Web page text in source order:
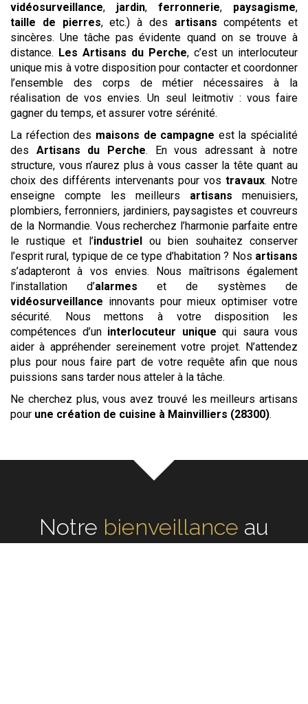
vidéosurveillance, jardin, ferronnerie, paysagisme,
taille de pierres, etc.) à des artisans compétents et
sincères. Une tâche pas évidente quand on se trouve à
distance. Les Artisans du Perche, c’est un interlocuteur
unique mis à votre disposition pour contacter et coordonner
l’ensemble des corps de métier nécessaires à la
réalisation de vos envies. Un seul leitmotiv : vous faire
gagner du temps, et assurer votre sérénité.
La réfection des maisons de campagne est la spécialité
des Artisans du Perche. En vous adressant à notre
structure, vous n’aurez plus à vous casser la tête quant au
choix des différents intervenants pour vos travaux. Notre
enseigne compte les meilleurs artisans menuisiers,
plombiers, ferronniers, jardiniers, paysagistes et couvreurs
de la Normandie. Vous recherchez l’harmonie parfaite entre
le rustique et l’industriel
ou bien souhaitez conserver
l’esprit rural, typique de ce type d’habitation ? Nos artisans
s’adapteront à vos envies. Nous maîtrisons également
l’installation d’alarmes et de systèmes de
vidéosurveillance innovants pour mieux optimiser votre
sécurité. Nous mettons à votre disposition les
compétences d’un interlocuteur unique qui saura vous
aider à appréhender sereinement votre projet. N’attendez
plus pour nous faire part de votre requête afin que nous
puissions sans tarder nous atteler à la tâche.
Ne cherchez plus, vous avez trouvé les meilleurs artisans
pour une création de cuisine à Mainvilliers (28300).
Notreécouteau cœur de
chaque réalisation